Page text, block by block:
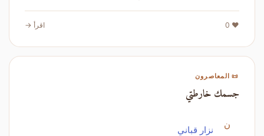
❤️ 0 اقرأ →
📜 المعاصرون
جسمك خارطتي
ن نزار قباني